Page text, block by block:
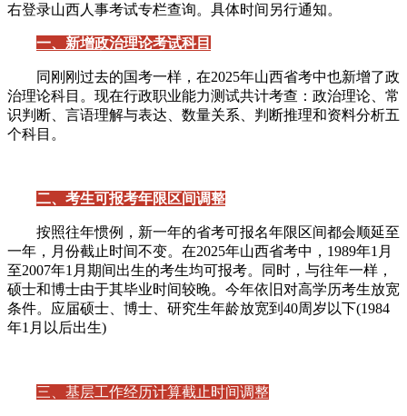
右登录山西人事考试专栏查询。具体时间另行通知。
一、新增政治理论考试科目
同刚刚过去的国考一样，在2025年山西省考中也新增了政
治理论科目。现在行政职业能力测试共计考查：政治理论、常
识判断、言语理解与表达、数量关系、判断推理和资料分析五
个科目。
二、考生可报考年限区间调整
按照往年惯例，新一年的省考可报名年限区间都会顺延至
一年，月份截止时间不变。在2025年山西省考中，1989年1月
至2007年1月期间出生的考生均可报考。同时，与往年一样，
硕士和博士由于其毕业时间较晚。今年依旧对高学历考生放宽
条件。应届硕士、博士、研究生年龄放宽到40周岁以下(1984
年1月以后出生)
三、基层工作经历计算截止时间调整